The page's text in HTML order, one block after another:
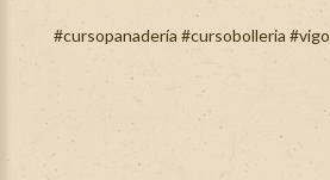
#cursopanadería #cursobolleria #vigo